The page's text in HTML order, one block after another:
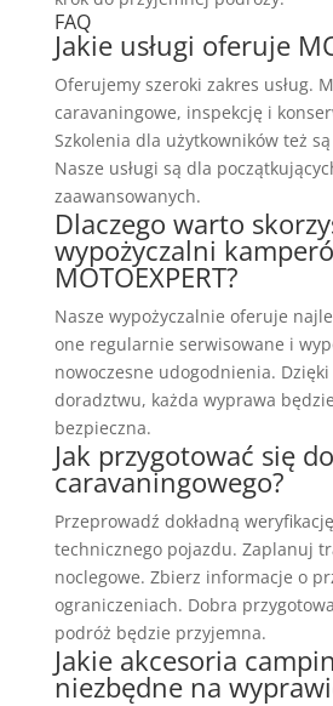
FAQ
Jakie usługi oferuje
Oferujemy szeroki zakres usług.
caravaningowe, inspekcję i
Szkolenia dla użytkowników też
Nasze usługi są dla
zaawansowanych.
Dlaczego warto
wypożyczalni
MOTOEXPERT?
Nasze wypożyczalnie oferuje
one regularnie serwisowane i
nowoczesne udogodnienia.
doradztwu, każda wyprawa
bezpieczna.
Jak przygotować się
caravaningowego?
Przeprowadź dokładną
technicznego pojazdu. Zaplanuj
noclegowe. Zbierz informacje o
ograniczeniach. Dobra
podróż będzie przyjemna.
Jakie akcesoria
niezbędne na